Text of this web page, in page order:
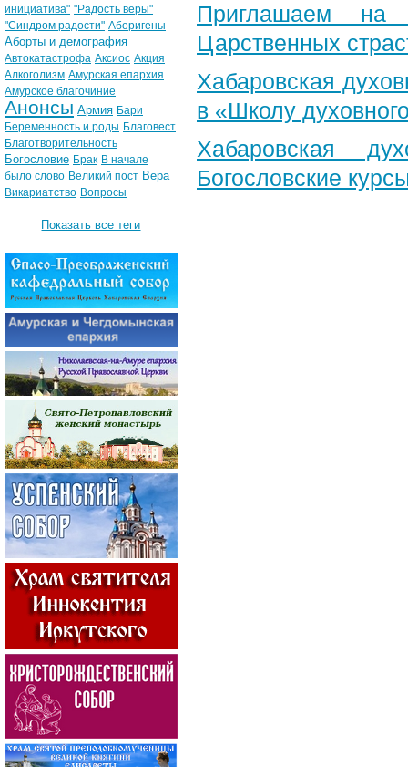
Приглашаем на
Царственных
Хабаровская
в «Школу
Хабаровская
Богословские
инициатива" "Радость веры"
"Синдром радости" Аборигены
Аборты и демография
Автокатастрофа Аксиос Акция
Алкоголизм Амурская епархия
Амурское благочиние
Анонсы Армия Бари
Беременность и роды Благовест
Благотворительность
Богословие Брак В начале
было слово Великий пост Вера
Викариатство Вопросы
Показать все теги